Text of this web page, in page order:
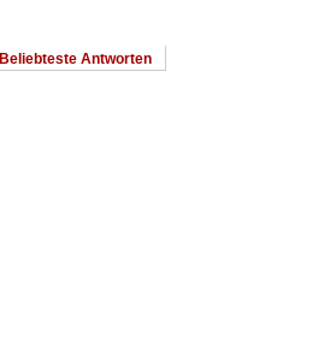
Beliebteste Antworten